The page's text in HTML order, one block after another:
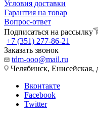
Условия доставки
Гарантия на товар
Вопрос-ответ
Подписаться на рассылку
+7 (351) 277-86-21
Заказать звонок
tdm-ooo@mail.ru
Челябинск,
Вконтакте
Facebook
Twitter